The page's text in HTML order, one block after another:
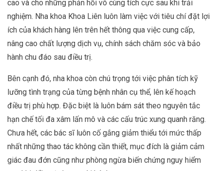
cao và cho những phản hồi vô cùng tích cực sau khi trải
nghiệm. Nha khoa Khoa Liên luôn làm việc với tiêu chí đặt lợi
ích của khách hàng lên trên hết thông qua việc cung cấp,
nâng cao chất lượng dịch vụ, chính sách chăm sóc và bảo
hành chu đáo sau điều trị.
Bên cạnh đó, nha khoa còn chú trọng tới việc phân tích kỹ
lưỡng tình trạng của từng bệnh nhân cụ thể, lên kế hoạch
điều trị phù hợp. Đặc biệt là luôn bám sát theo nguyên tắc
hạn chế tối đa xâm lấn mô và các cấu trúc xung quanh răng.
Chưa hết, các bác sĩ luôn cố gắng giảm thiểu tới mức thấp
nhất những thao tác không cần thiết, mục đích là giảm cảm
giác đau đớn cũng như phòng ngừa biến chứng nguy hiểm